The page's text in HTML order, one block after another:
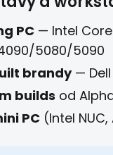
PC — Intel Core
5080/5090
brandy— Dell
builds od
PC (Intel NUC,